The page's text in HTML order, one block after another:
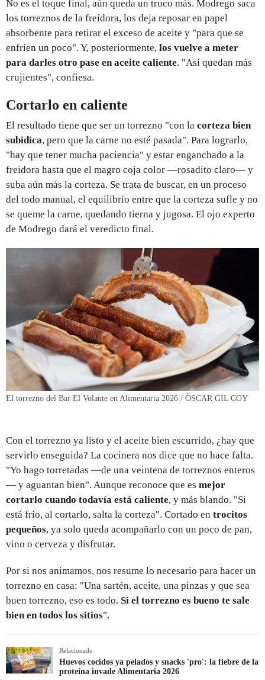
No es el toque final, aún queda un truco más. Modrego saca
los torreznos de la freídora, los deja reposar en papel
absorbente para retirar el exceso de aceite y "para que se
enfríen un poco". Y, posteriormente, los vuelve a meter
para darles otro pase en aceite caliente. "Así quedan más
crujientes", confiesa.
Cortarlo en caliente
El resultado tiene que ser un torrezno "con la corteza bien
subidica, pero que la carne no esté pasada". Para lograrlo,
"hay que tener mucha paciencia" y estar enganchado a la
freidora hasta que el magro coja color —rosadito claro— y
suba aún más la corteza. Se trata de buscar, en un proceso
del todo manual, el equilibrio entre que la corteza sufle y no
se queme la carne, quedando tierna y jugosa. El ojo experto
de Modrego dará el veredicto final.
El torrezno del Bar El Volante en Alimentaria 2026 / ÒSCAR GIL COY
Con el torrezno ya listo y el aceite bien escurrido, ¿hay que
servirlo enseguida? La cocinera nos dice que no hace falta.
"Yo hago torretadas —de una veintena de torreznos enteros
— y aguantan bien". Aunque reconoce que es mejor
cortarlo cuando todavía está caliente, y más blando. "Si
está frío, al cortarlo, salta la corteza". Cortado en trocitos
pequeños, ya solo queda acompañarlo con un poco de pan,
vino o cerveza y disfrutar.
Por si nos animamos, nos resume lo necesario para hacer un
torrezno en casa: "Una sartén, aceite, una pinzas y que sea
buen torrezno, eso es todo. Si el torrezno es bueno te sale
bien en todos los sitios".
Relacionado
Huevos cocidos ya pelados y snacks 'pro': la fiebre de la
proteína invade Alimentaria 2026